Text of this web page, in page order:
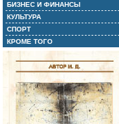
БИЗНЕС И ФИНАНСЫ
КУЛЬТУРА
СПОРТ
КРОМЕ ТОГО